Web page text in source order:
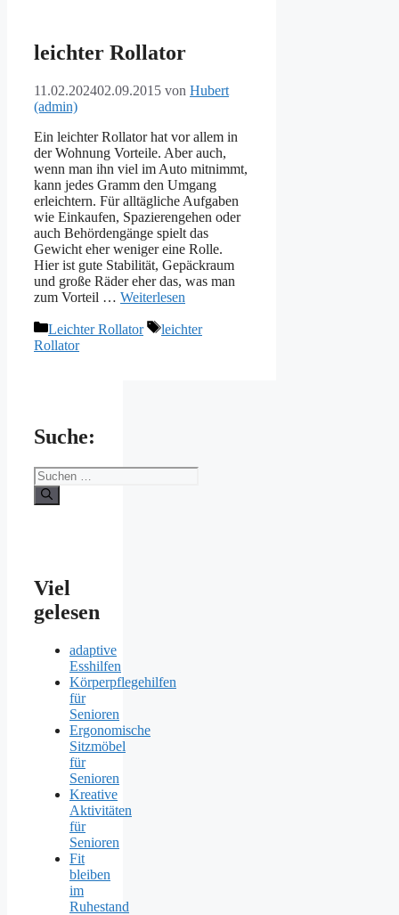
leichter Rollator
11.02.202402.09.2015 von Hubert
(admin)
Ein leichter Rollator hat vor allem in
der Wohnung Vorteile. Aber auch,
wenn man ihn viel im Auto mitnimmt,
kann jedes Gramm den Umgang
erleichtern. Für alltägliche Aufgaben
wie Einkaufen, Spazierengehen oder
auch Behördengänge spielt das
Gewicht eher weniger eine Rolle.
Hier ist gute Stabilität, Gepäckraum
und große Räder eher das, was man
zum Vorteil … Weiterlesen
Kategorien
Leichter Rollator Schlagwörter
leichter
Rollator
Suche:
Suchen
nach:
Viel
gelesen
adaptive
Esshilfen
Körperpflegehilfen
für
Senioren
Ergonomische
Sitzmöbel
für
Senioren
Kreative
Aktivitäten
für
Senioren
Fit
bleiben
im
Ruhestand